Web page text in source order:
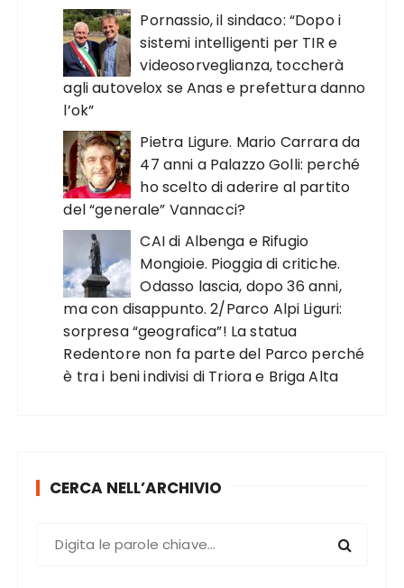
Pornassio, il sindaco: “Dopo i
sistemi intelligenti per TIR e
videosorveglianza, toccherà
agli autovelox se Anas e prefettura danno
l’ok”
Pietra Ligure. Mario Carrara da
47 anni a Palazzo Golli: perché
ho scelto di aderire al partito
del “generale” Vannacci?
CAI di Albenga e Rifugio
Mongioie. Pioggia di critiche.
Odasso lascia, dopo 36 anni,
ma con disappunto. 2/Parco Alpi Liguri:
sorpresa “geografica”! La statua
Redentore non fa parte del Parco perché
è tra i beni indivisi di Triora e Briga Alta
CERCA NELL’ARCHIVIO